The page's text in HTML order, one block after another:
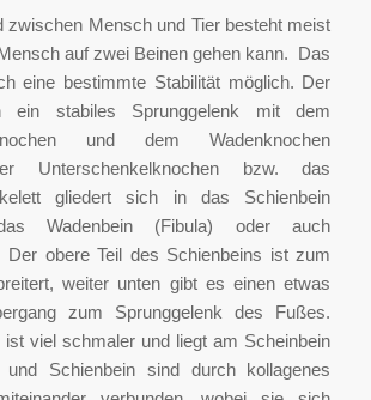
zwischen Mensch und Tier besteht meist
auf zwei Beinen gehen kann. Das
eine bestimmte Stabilität möglich. Der
stabiles Sprunggelenk mit dem
und dem Wadenknochen
Unterschenkelknochen bzw. das
gliedert sich in das Schienbein
Wadenbein (Fibula) oder auch
Der obere Teil des Schienbeins ist zum
weiter unten gibt es einen etwas
zum Sprunggelenk des Fußes.
ist viel schmaler und liegt am Scheinbein
und Schienbein sind durch kollagenes